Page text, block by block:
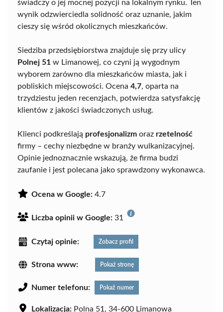
świadczy o jej mocnej pozycji na lokalnym rynku. Ten
wynik odzwierciedla solidność oraz uznanie, jakim
cieszy się wśród okolicznych mieszkańców.
Siedziba przedsiębiorstwa znajduje się przy ulicy
Polnej 51 w Limanowej, co czyni ją wygodnym
wyborem zarówno dla mieszkańców miasta, jak i
pobliskich miejscowości. Ocena 4,7, oparta na
trzydziestu jeden recenzjach, potwierdza satysfakcję
klientów z jakości świadczonych usług.
Klienci podkreślają profesjonalizm oraz rzetelność
firmy – cechy niezbędne w branży wulkanizacyjnej.
Opinie jednoznacznie wskazują, że firma budzi
zaufanie i jest polecana jako sprawdzony wykonawca.
Ocena w Google: 4.7
Liczba opinii w Google: 31
Czytaj opinie: Zobacz profil
Strona www: Pokaż stronę
Numer telefonu: Pokaż numer
Lokalizacja: Polna 51, 34-600 Limanowa